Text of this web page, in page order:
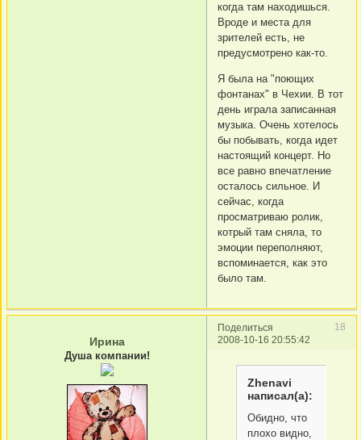
когда там находишься.
Вроде и места для
зрителей есть, не
предусмотрено как-то.
Я была на "поющих
фонтанах" в Чехии. В тот
день играла записанная
музыка. Очень хотелось
бы побывать, когда идет
настоящий концерт. Но
все равно впечатление
осталось сильное. И
сейчас, когда
просматриваю ролик,
котрый там сняла, то
эмоции переполняют,
вспоминается, как это
было там.
Поделиться
18
2008-10-16 20:55:42
Ирина
Душа компании!
Zhenavi
написал(а):
Обидно, что
плохо видно,